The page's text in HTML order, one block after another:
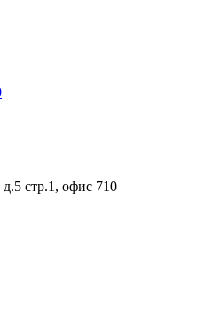
стр.1, офис 710